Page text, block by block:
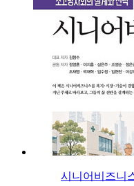
시니어비즈니